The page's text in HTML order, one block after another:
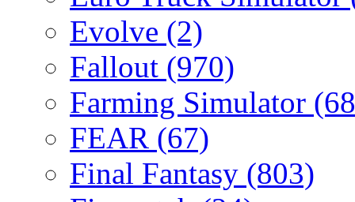
Evolve (2)
Fallout (970)
Farming Simulator
FEAR (67)
Final Fantasy (803)